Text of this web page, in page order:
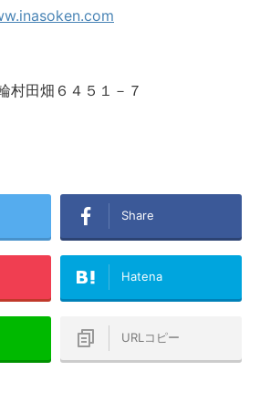
村田畑６４５１－７
Share
Hatena
URLコピー